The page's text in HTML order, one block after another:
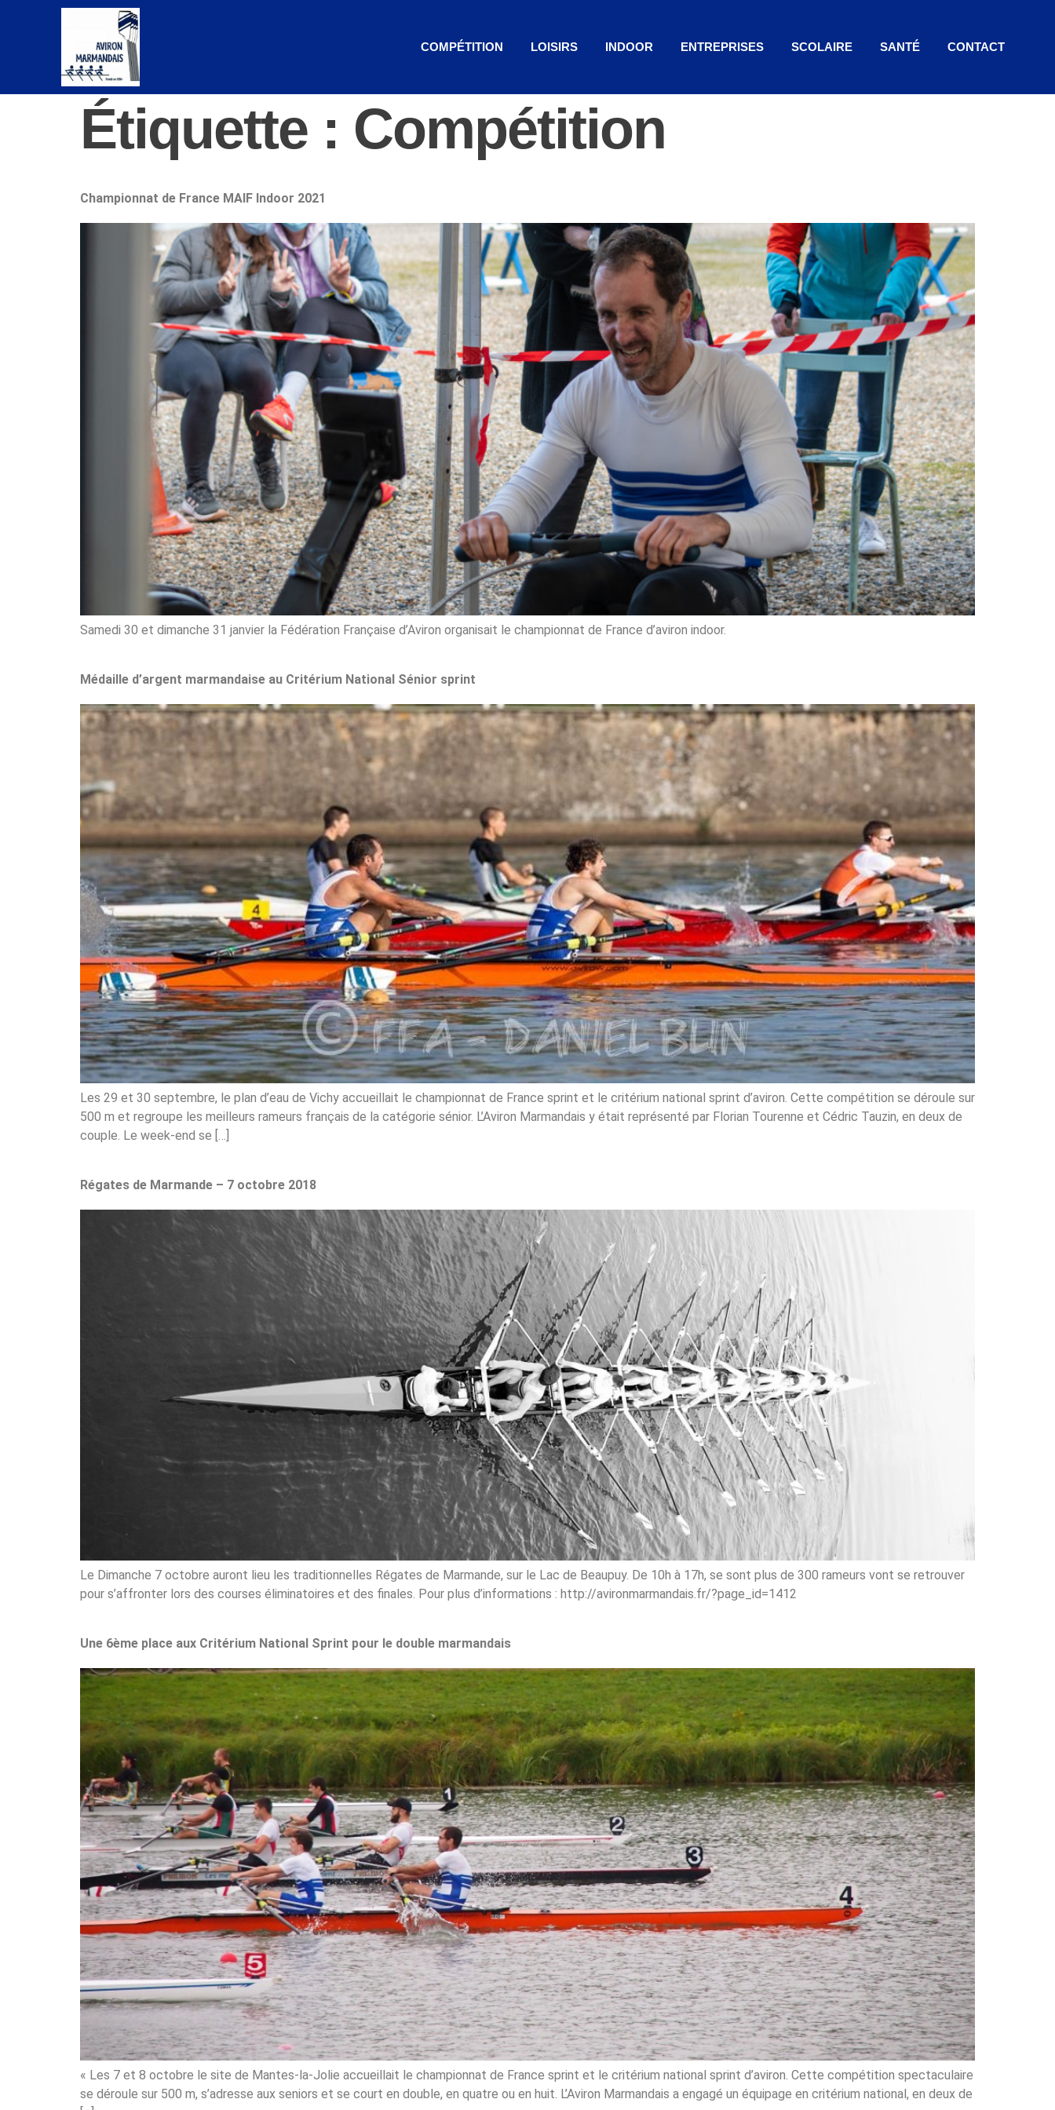
COMPÉTITION LOISIRS INDOOR ENTREPRISES SCOLAIRE SANTÉ CONTACT
Étiquette : Compétition
Championnat de France MAIF Indoor 2021
Samedi 30 et dimanche 31 janvier la Fédération Française d’Aviron organisait le championnat de France d’aviron indoor.
Médaille d’argent marmandaise au Critérium National Sénior sprint
Les 29 et 30 septembre, le plan d’eau de Vichy accueillait le championnat de France sprint et le critérium national sprint d’aviron. Cette compétition se déroule sur
500 m et regroupe les meilleurs rameurs français de la catégorie sénior. L’Aviron Marmandais y était représenté par Florian Tourenne et Cédric Tauzin, en deux de
couple. Le week-end se […]
Régates de Marmande – 7 octobre 2018
Le Dimanche 7 octobre auront lieu les traditionnelles Régates de Marmande, sur le Lac de Beaupuy. De 10h à 17h, se sont plus de 300 rameurs vont se retrouver
pour s’affronter lors des courses éliminatoires et des finales. Pour plus d’informations : http://avironmarmandais.fr/?page_id=1412
Une 6ème place aux Critérium National Sprint pour le double marmandais
« Les 7 et 8 octobre le site de Mantes-la-Jolie accueillait le championnat de France sprint et le critérium national sprint d’aviron. Cette compétition spectaculaire
se déroule sur 500 m, s’adresse aux seniors et se court en double, en quatre ou en huit. L’Aviron Marmandais a engagé un équipage en critérium national, en deux de